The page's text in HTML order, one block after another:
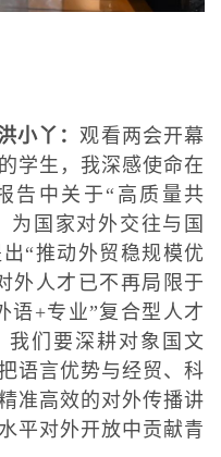
小丫： 观看两会开幕
学生，我深感使命在
告中关于“高质量共
为国家对外交往与国
“推动外贸稳规模优
外人才已不再局限于
语+专业”复合型人才
我们要深耕对象国文
语言优势与经贸、科
准高效的对外传播讲
平对外开放中贡献青